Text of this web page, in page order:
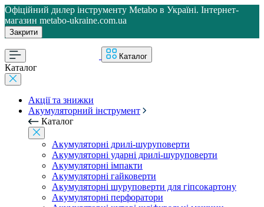
Офіційний дилер інструменту Metabo в Україні. Інтернет-
магазин metabo-ukraine.com.ua
Закрити
Каталог
Каталог
Акції та знижки
Акумуляторний інструмент
Каталог
Акумуляторні дрилі-шуруповерти
Акумуляторні ударні дрилі-шуруповерти
Акумуляторні імпакти
Акумуляторні гайковерти
Акумуляторні шуруповерти для гіпсокартону
Акумуляторні перфоратори